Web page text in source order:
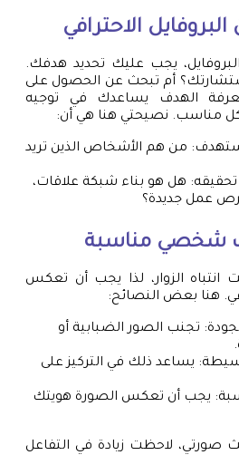
الاحترافي
يجب عليك تحديد هدفك.
أم تبحث عن الحصول على
الهدف يساعدك في توجيه
مناسب. نصيحتي هنا هي أن:
من هم الأشخاص الذين تريد
هل هو بناء شبكة علاقات،
عمل جديدة؟
شخصي مناسبة
انتباه الزوار، لذا يجب أن تعكس
هنا بعض النصائح:
تجنب الصور الضبابية أو
يساعد ذلك في التركيز على
يجب أن تعكس الصورة هويتك
صورتي، لاحظت زيادة في التفاعل